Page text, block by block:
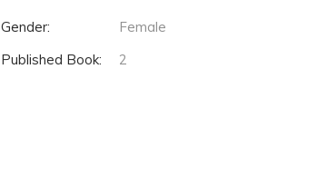
Gender:
Female
Published Book:
2